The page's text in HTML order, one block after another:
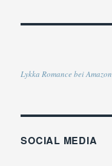
Lykka Romance bei Amazon
SOCIAL MEDIA